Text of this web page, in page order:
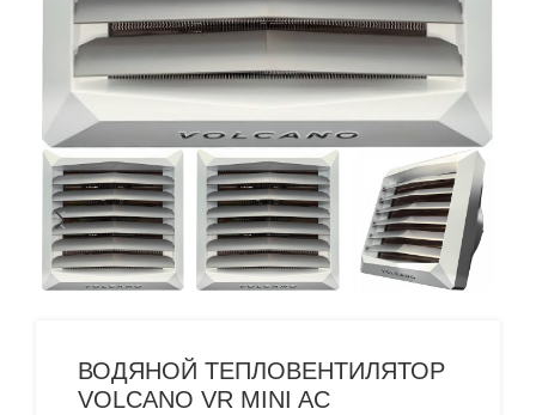
ВОДЯНОЙ ТЕПЛОВЕНТИЛЯТОР
VOLCANO VR MINI AC